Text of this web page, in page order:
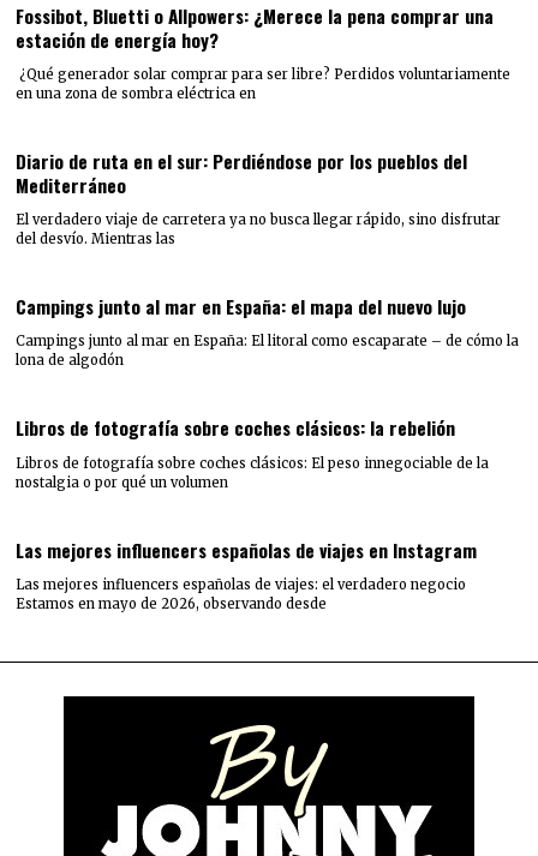
Fossibot, Bluetti o Allpowers: ¿Merece la pena comprar una
estación de energía hoy?
¿Qué generador solar comprar para ser libre? Perdidos voluntariamente
en una zona de sombra eléctrica en
Diario de ruta en el sur: Perdiéndose por los pueblos del
Mediterráneo
El verdadero viaje de carretera ya no busca llegar rápido, sino disfrutar
del desvío. Mientras las
Campings junto al mar en España: el mapa del nuevo lujo
Campings junto al mar en España: El litoral como escaparate – de cómo la
lona de algodón
Libros de fotografía sobre coches clásicos: la rebelión
Libros de fotografía sobre coches clásicos: El peso innegociable de la
nostalgia o por qué un volumen
Las mejores influencers españolas de viajes en Instagram
Las mejores influencers españolas de viajes: el verdadero negocio
Estamos en mayo de 2026, observando desde